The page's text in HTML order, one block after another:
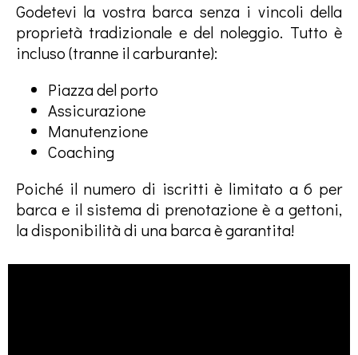
Godetevi la vostra barca senza i vincoli della
proprietà tradizionale e del noleggio. Tutto è
incluso (tranne il carburante):
Piazza del porto
Assicurazione
Manutenzione
Coaching
Poiché il numero di iscritti è limitato a 6 per
barca e il sistema di prenotazione è a gettoni,
la disponibilità di una barca è garantita!